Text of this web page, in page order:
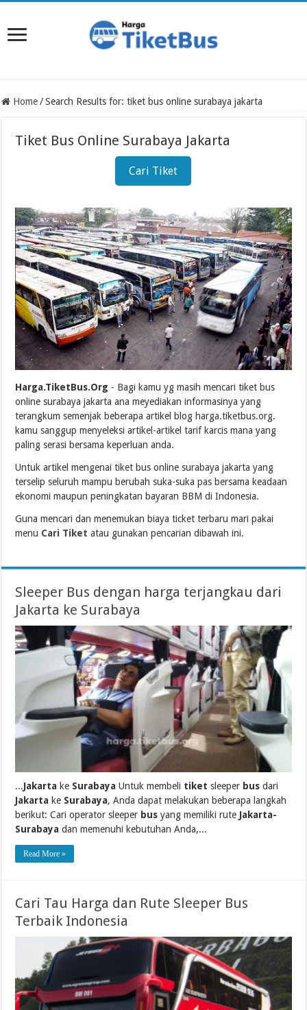
Home / Search Results for: tiket bus online surabaya jakarta
Tiket Bus Online Surabaya Jakarta
Cari Tiket
Harga.TiketBus.Org - Bagi kamu yg masih mencari tiket bus
online surabaya jakarta ana meyediakan informasinya yang
terangkum semenjak beberapa artikel blog harga.tiketbus.org.
kamu sanggup menyeleksi artikel-artikel tarif karcis mana yang
paling serasi bersama keperluan anda.
Untuk artikel mengenai tiket bus online surabaya jakarta yang
terselip seluruh mampu berubah suka-suka pas bersama keadaan
ekonomi maupun peningkatan bayaran BBM di Indonesia.
Guna mencari dan menemukan biaya ticket terbaru mari pakai
menu Cari Tiket atau gunakan pencarian dibawah ini.
Sleeper Bus dengan harga terjangkau dari
Jakarta ke Surabaya
...Jakarta ke Surabaya Untuk membeli tiket sleeper bus dari
Jakarta ke Surabaya, Anda dapat melakukan beberapa langkah
berikut: Cari operator sleeper bus yang memiliki rute Jakarta-
Surabaya dan memenuhi kebutuhan Anda,...
Read More »
Cari Tau Harga dan Rute Sleeper Bus
Terbaik Indonesia